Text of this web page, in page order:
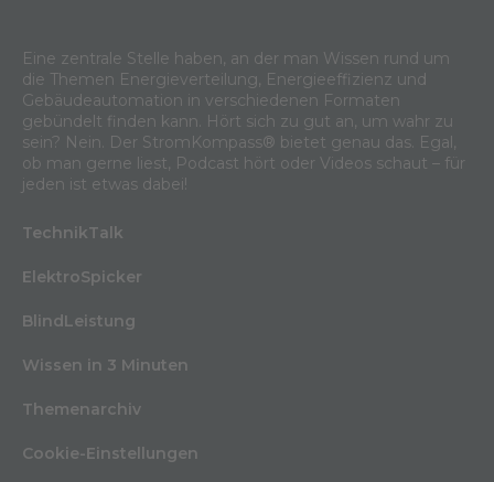
Eine zentrale Stelle haben, an der man Wissen rund um
die Themen Energieverteilung, Energieeffizienz und
Gebäudeautomation in verschiedenen Formaten
gebündelt finden kann. Hört sich zu gut an, um wahr zu
sein? Nein. Der StromKompass® bietet genau das. Egal,
ob man gerne liest, Podcast hört oder Videos schaut – für
jeden ist etwas dabei!
TechnikTalk
ElektroSpicker
BlindLeistung
Wissen in 3 Minuten
Themenarchiv
Cookie-Einstellungen